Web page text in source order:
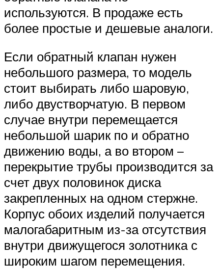
используются. В продаже есть
более простые и дешевые аналоги.
Если обратный клапан нужен
небольшого размера, то модель
стоит выбирать либо шаровую,
либо двустворчатую. В первом
случае внутри перемещается
небольшой шарик по и обратно
движению воды, а во втором –
перекрытие трубы производится за
счет двух половинок диска
закрепленных на одном стержне.
Корпус обоих изделий получается
малогабаритным из-за отсутствия
внутри движущегося золотника с
широким шагом перемещения.